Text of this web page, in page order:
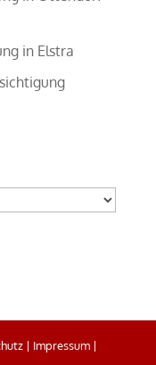
in Elstra
| Impressum|